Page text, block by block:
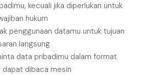
kecuali jika diperlukan untuk
hukum
penggunaan datamu untuk tujuan
langsung
data pribadimu dalam format
dapat dibaca mesin